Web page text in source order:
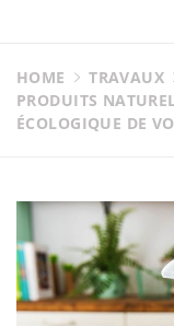
HOME TRAVAUX
PRODUITS
ÉCOLOGIQUE DE